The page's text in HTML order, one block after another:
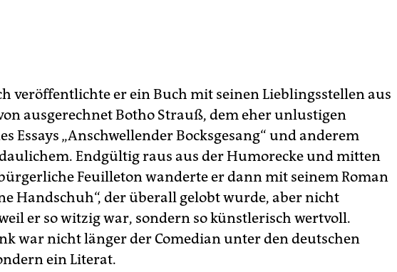
veröffentlichte er ein Buch mit seinen Lieblingsstellen aus
ausgerechnet Botho Strauß, dem eher unlustigen
Essays „Anschwellender Bocksgesang“ und anderem
Endgültig raus aus der Humorecke und mitten
Feuilleton wanderte er dann mit seinem Roman
Handschuh“, der überall gelobt wurde, aber nicht
er so witzig war, sondern so künstlerisch wertvoll.
war nicht länger der Comedian unter den deutschen
ein Literat.